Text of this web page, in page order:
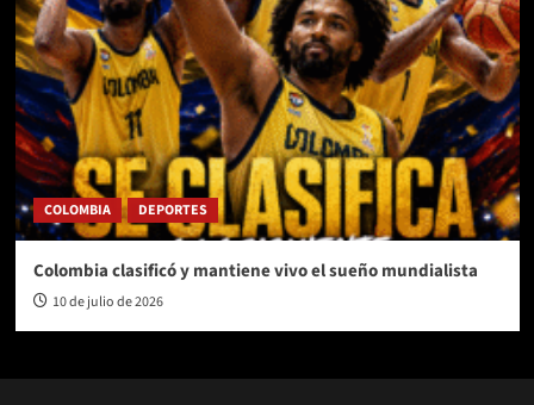
COLOMBIA DEPORTES
Colombia clasificó y mantiene vivo el sueño mundialista
10 de julio de 2026